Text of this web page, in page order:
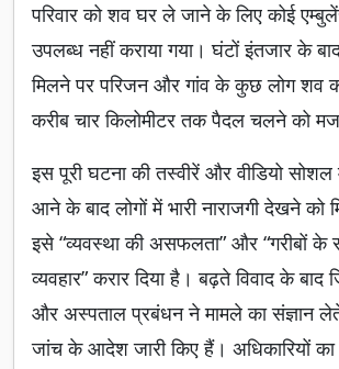
परिवार को शव घर ले जाने के लिए कोई
उपलब्ध नहीं कराया गया। घंटों इंतजार के
मिलने पर परिजन और गांव के कुछ लोग शव
करीब चार किलोमीटर तक पैदल चलने को
इस पूरी घटना की तस्वीरें और वीडियो सोशल
आने के बाद लोगों में भारी नाराजगी देखने को
इसे “व्यवस्था की असफलता” और “गरीबों के
व्यवहार” करार दिया है। बढ़ते विवाद के बाद
और अस्पताल प्रबंधन ने मामले का संज्ञान
जांच के आदेश जारी किए हैं। अधिकारियों